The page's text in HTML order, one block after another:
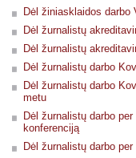
Dėl žiniasklaidos darbo
Dėl žurnalistų
Dėl žurnalistų
Dėl žurnalistų darbo
Dėl žurnalistų darbo
metu
Dėl žurnalistų darbo
konferenciją
Dėl žurnalistų darbo